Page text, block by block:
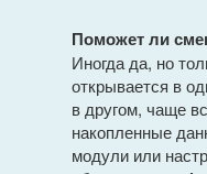
Поможет ли
Иногда да, но
открывается в
в другом, чаще
накопленные
модули или